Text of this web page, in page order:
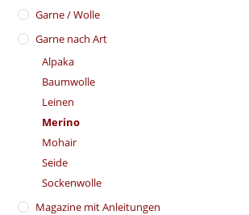
Garne / Wolle
Garne nach Art
Alpaka
Baumwolle
Leinen
Merino
Mohair
Seide
Sockenwolle
Magazine mit Anleitungen